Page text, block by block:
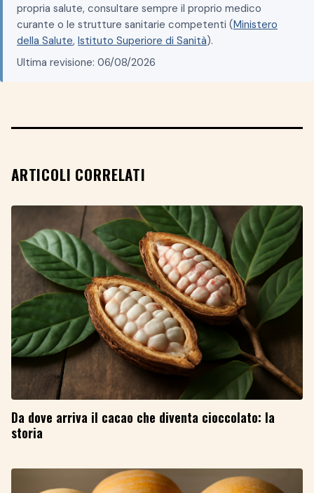
propria salute, consultare sempre il proprio medico
curante o le strutture sanitarie competenti (Ministero
della Salute, Istituto Superiore di Sanità).
Ultima revisione: 06/08/2026
ARTICOLI CORRELATI
Da dove arriva il cacao che diventa cioccolato: la
storia